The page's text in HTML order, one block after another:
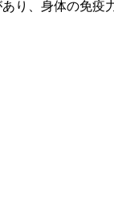
り、身体の免